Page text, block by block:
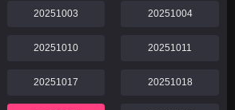
20251003 20251004
20251010 20251011
20251017 20251018